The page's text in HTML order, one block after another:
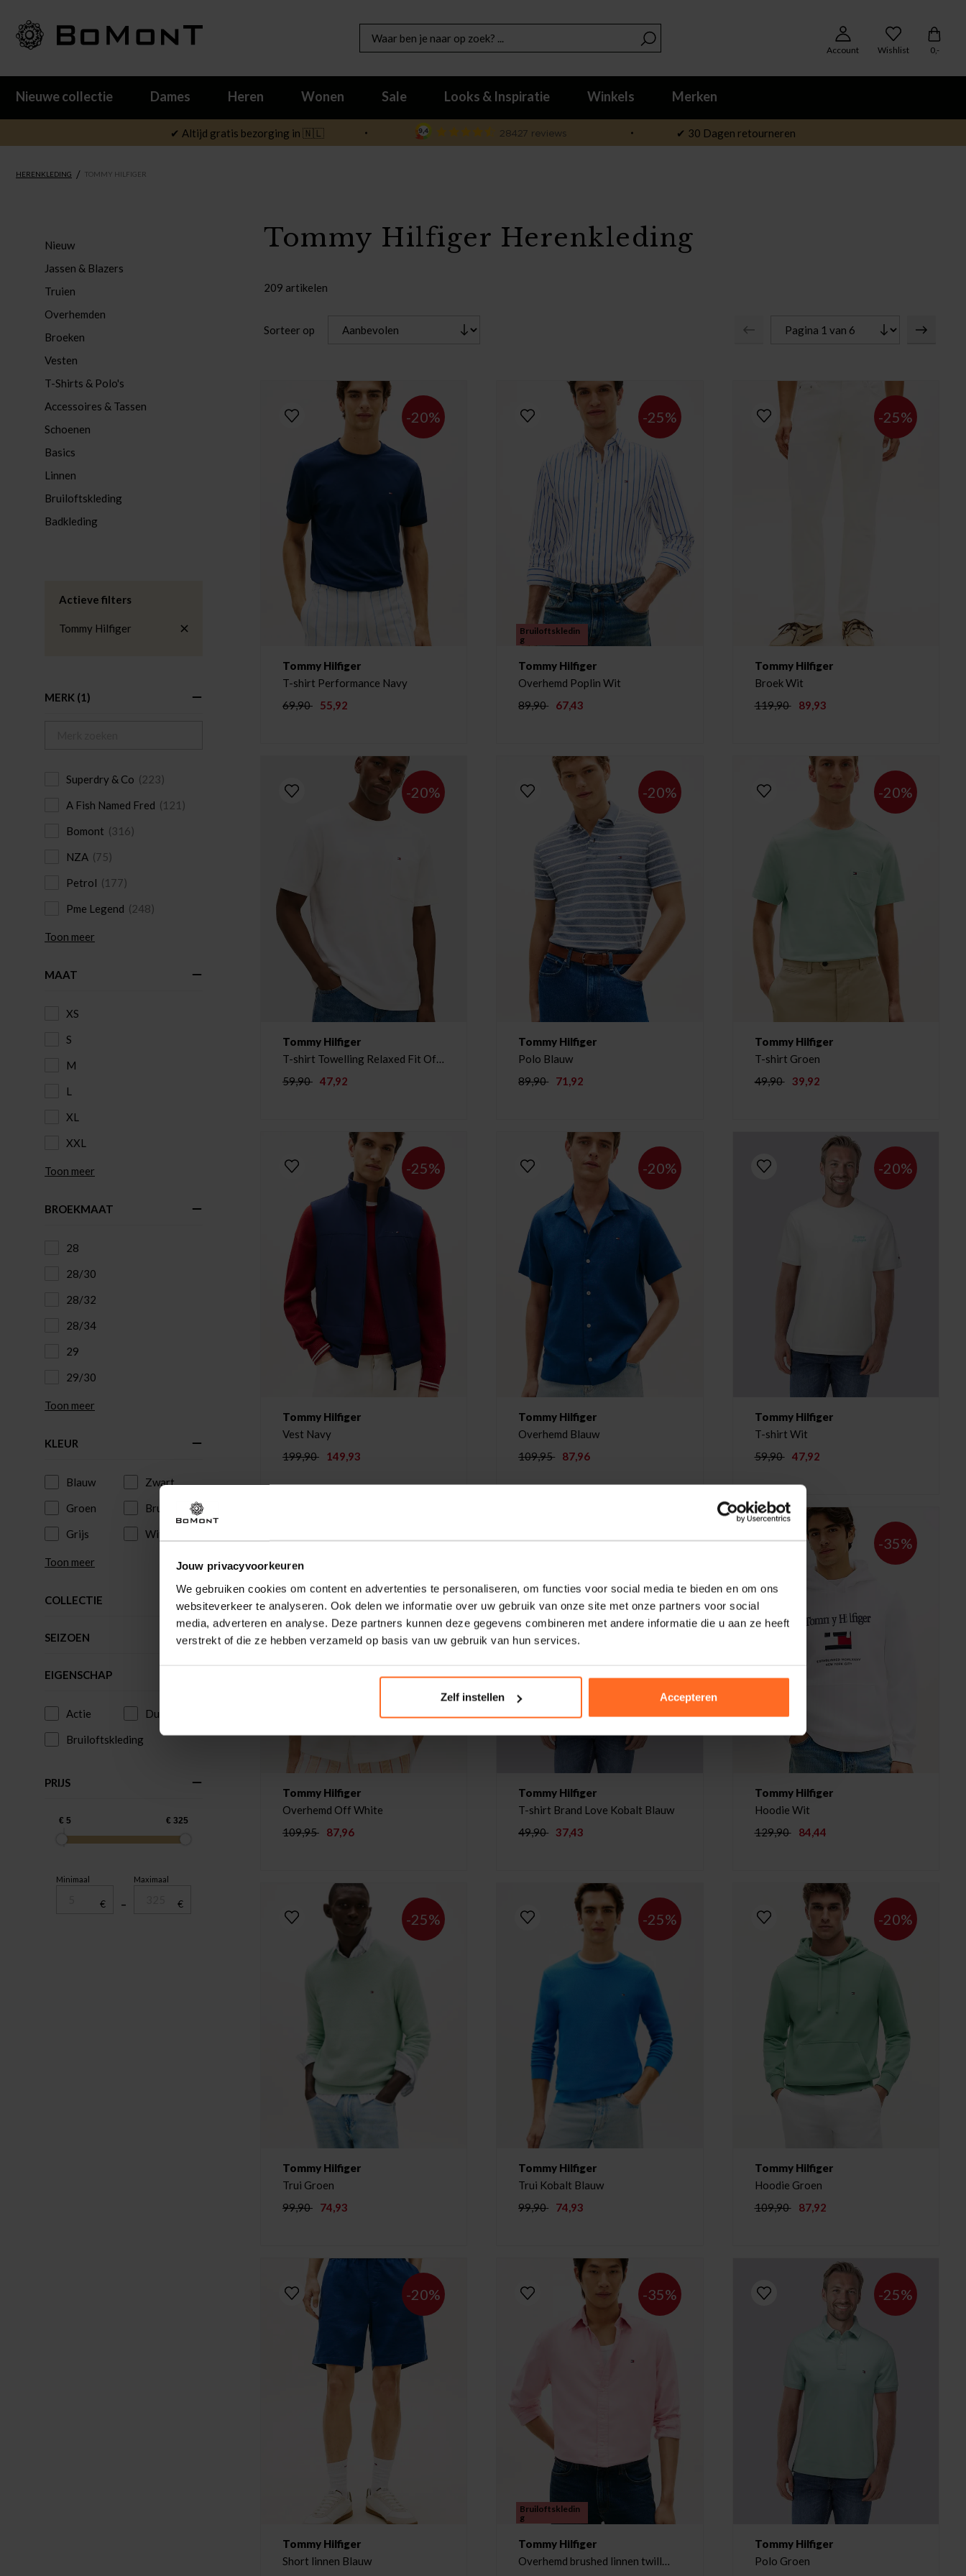
Jouw privacyvoorkeuren
We gebruiken cookies om content en advertenties te personaliseren, om functies voor social media te bieden en om ons
websiteverkeer te analyseren. Ook delen we informatie over uw gebruik van onze site met onze partners voor social
media, adverteren en analyse. Deze partners kunnen deze gegevens combineren met andere informatie die u aan ze heeft
verstrekt of die ze hebben verzameld op basis van uw gebruik van hun services.
Zelf instellen Accepteren
Account Wishlist 0,-
Nieuwe collectie Dames Heren Wonen Sale Looks & Inspiratie Winkels Merken
✔ Altijd gratis bezorging in 🇳🇱 ✔ 30 Dagen retourneren
HERENKLEDING / TOMMY HILFIGER
Nieuw
Jassen & Blazers
Truien
Overhemden
Broeken
Vesten
T-Shirts & Polo's
Accessoires & Tassen
Schoenen
Basics
Linnen
Bruiloftskleding
Badkleding
Actieve filters
Tommy Hilfiger
MERK (1)
Superdry & Co (223)
A Fish Named Fred (121)
Bomont (316)
NZA (75)
Petrol (177)
Pme Legend (248)
Toon meer
MAAT
XS
S
M
L
XL
XXL
Toon meer
BROEKMAAT
28
28/30
28/32
28/34
29
29/30
Toon meer
KLEUR
Blauw
Zwart
Groen
Bruin
Grijs
Wit
Toon meer
COLLECTIE
SEIZOEN
EIGENSCHAP
Actie
Duurzaam
Bruiloftskleding
PRIJS
Minimaal
€ –
Maximaal
€
Tommy Hilfiger Herenkleding
209 artikelen
Sorteer op
-20%
Tommy Hilfiger
T-shirt Performance Navy
69,90
55,92
-25%
Bruiloftskledin
g
Tommy Hilfiger
Overhemd Poplin Wit
89,90
67,43
-25%
Tommy Hilfiger
Broek Wit
119,90
89,93
-20%
Tommy Hilfiger
T-shirt Towelling Relaxed Fit Off
White
59,90 47,92
-20%
Tommy Hilfiger
Polo Blauw
89,90
71,92
-20%
Tommy Hilfiger
T-shirt Groen
49,90
39,92
-25%
Tommy Hilfiger
Vest Navy
199,90
149,93
-20%
Tommy Hilfiger
Overhemd Blauw
109,95
87,96
-20%
Tommy Hilfiger
T-shirt Wit
59,90
47,92
-20%
Tommy Hilfiger
Overhemd Off White
109,95
87,96
-25%
Tommy Hilfiger
T-shirt Brand Love Kobalt Blauw
49,90
37,43
-35%
Tommy Hilfiger
Hoodie Wit
129,90
84,44
-25%
Tommy Hilfiger
Trui Groen
99,90
74,93
-25%
Tommy Hilfiger
Trui Kobalt Blauw
99,90
74,93
-20%
Tommy Hilfiger
Hoodie Groen
109,90
87,92
-20%
Tommy Hilfiger
Short linnen Blauw
-35%
Bruiloftskledin
g
Tommy Hilfiger
Overhemd brushed linnen twill
-25%
Tommy Hilfiger
Polo Groen